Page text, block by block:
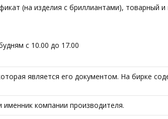
(на изделия с бриллиантами), товарный и
с 10.00 до 17.00
является его документом. На бирке
компании производителя.